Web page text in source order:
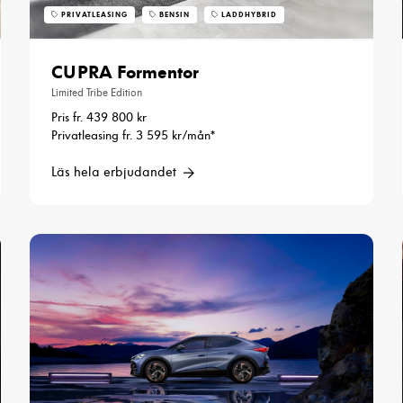
PRIVATLEASING BENSIN LADDHYBRID
CUPRA Formentor
Limited Tribe Edition
Pris fr. 439 800 kr
Privatleasing fr. 3 595 kr/mån*
Läs hela erbjudandet